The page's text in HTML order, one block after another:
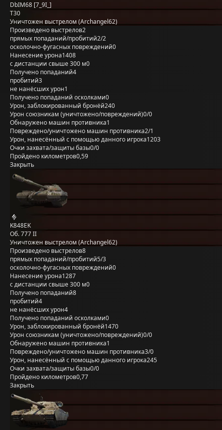
DbIM68 [7_9I_]
T30
Уничтожен выстрелом (Archangel62)
Произведено выстрелов2
прямых попаданий/пробитий2/2
осколочно-фугасных повреждений0
Нанесение урона1408
с дистанции свыше 300 м0
Получено попаданий4
пробитий3
не нанёсших урон1
Получено попаданий осколками0
Урон, заблокированный бронёй240
Урон союзникам (уничтожено/повреждений)0/0
Обнаружено машин противника1
Повреждено/уничтожено машин противника2/1
Урон, нанесённый с помощью данного игрока1203
Очки захвата/защиты базы0/0
Пройдено километров0,59
Закрыть
K848EK
Об. 777 II
Уничтожен выстрелом (Archangel62)
Произведено выстрелов8
прямых попаданий/пробитий5/3
осколочно-фугасных повреждений0
Нанесение урона1287
с дистанции свыше 300 м0
Получено попаданий8
пробитий4
не нанёсших урон4
Получено попаданий осколками0
Урон, заблокированный бронёй1470
Урон союзникам (уничтожено/повреждений)0/0
Обнаружено машин противника1
Повреждено/уничтожено машин противника3/0
Урон, нанесённый с помощью данного игрока245
Очки захвата/защиты базы0/0
Пройдено километров0,77
Закрыть